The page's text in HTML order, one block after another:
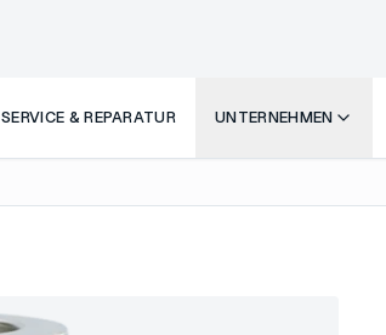
SERVICE & REPARATUR UNTERNEHMEN